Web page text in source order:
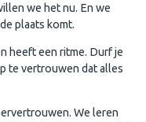
we het nu. En we
plaats komt.
heeft een ritme. Durf je
te vertrouwen dat alles
We leren